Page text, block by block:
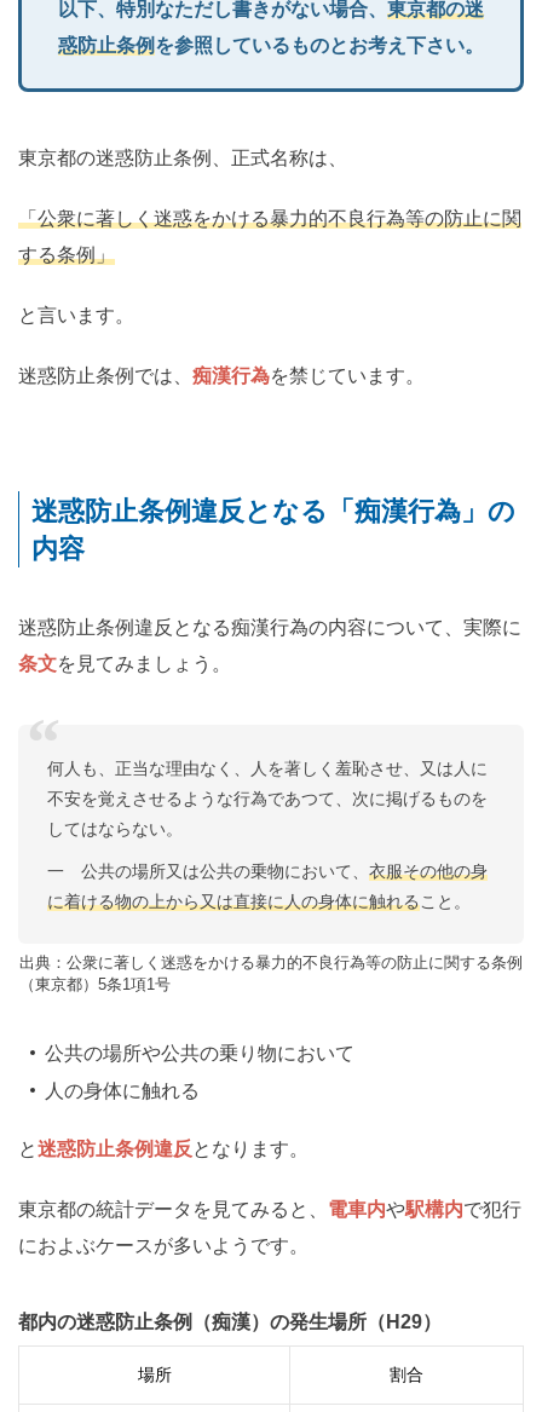
以下、特別なただし書きがない場合、 東京都の迷
惑防止条例を参照しているものとお考え下さい。
東京都の迷惑防止条例、正式名称は、
「公衆に著しく迷惑をかける暴力的不良行為等の防止に関
する条例」
と言います。
迷惑防止条例では、 痴漢行為を禁じています。
迷惑防止条例違反となる「痴漢行為」の
内容
迷惑防止条例違反となる痴漢行為の内容について、実際に
条文を見てみましょう。
何人も、正当な理由なく、人を著しく羞恥させ、又は人に
不安を覚えさせるような行為であつて、次に掲げるものを
してはならない。
一 公共の場所又は公共の乗物において、 衣服その他の身
に着ける物の上から又は直接に人の身体に触れること。
出典：公衆に著しく迷惑をかける暴力的不良行為等の防止に関する条例
（東京都）5条1項1号
公共の場所や公共の乗り物において
人の身体に触れる
と迷惑防止条例違反 となります。
東京都の統計データを見てみると、 電車内や駅構内で犯行
におよぶケースが多いようです。
都内の迷惑防止条例（痴漢）の発生場所（H29）
場所 割合